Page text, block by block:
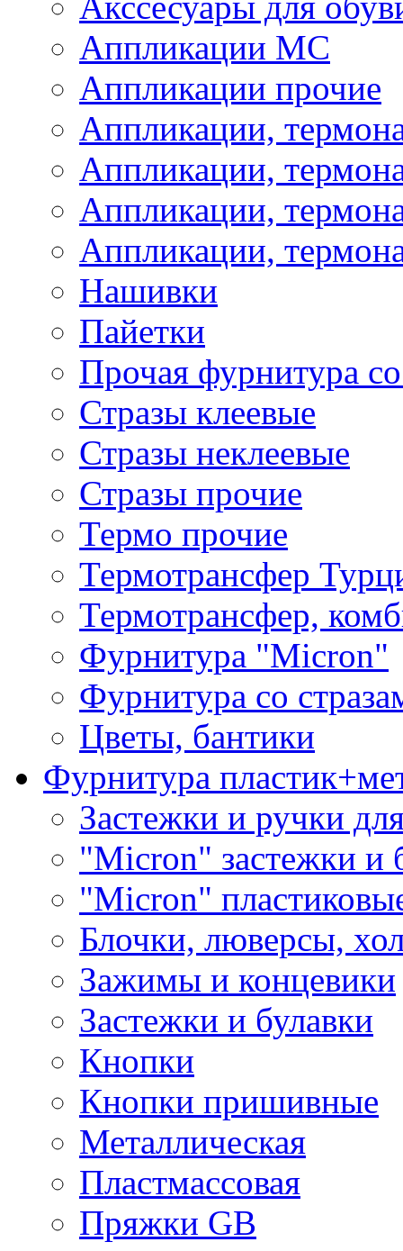
Аппликации МС
Аппликации прочие
Аппликации,
Аппликации,
Аппликации,
Аппликации,
Нашивки
Пайетки
Прочая фурнитура
Стразы клеевые
Стразы неклеевые
Стразы прочие
Термо прочие
Термотрансфер
Термотрансфер,
Фурнитура "Micron"
Фурнитура со
Цветы, бантики
Фурнитура
Застежки и ручки
"Micron" застежки и
"Micron"
Блочки, люверсы,
Зажимы и концевики
Застежки и булавки
Кнопки
Кнопки пришивные
Металлическая
Пластмассовая
Пряжки GB